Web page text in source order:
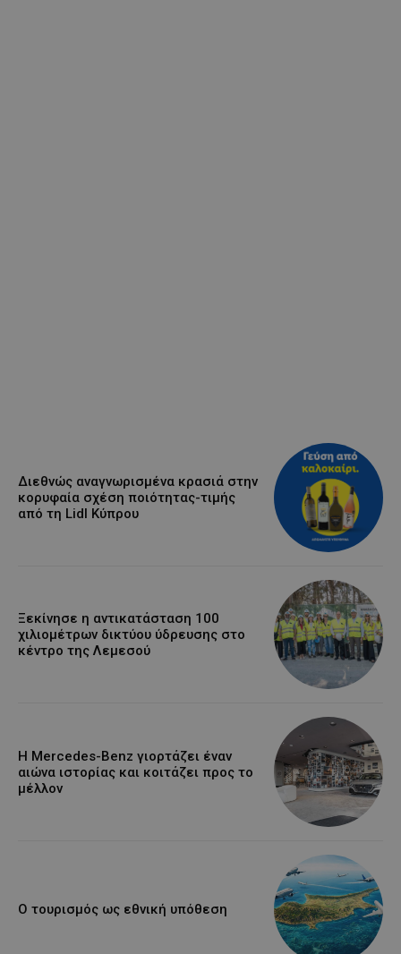
Διεθνώς αναγνωρισμένα κρασιά στην
κορυφαία σχέση ποιότητας-τιμής
από τη Lidl Κύπρου
Ξεκίνησε η αντικατάσταση 100
χιλιομέτρων δικτύου ύδρευσης στο
κέντρο της Λεμεσού
Η Mercedes-Benz γιορτάζει έναν
αιώνα ιστορίας και κοιτάζει προς το
μέλλον
Ο τουρισμός ως εθνική υπόθεση